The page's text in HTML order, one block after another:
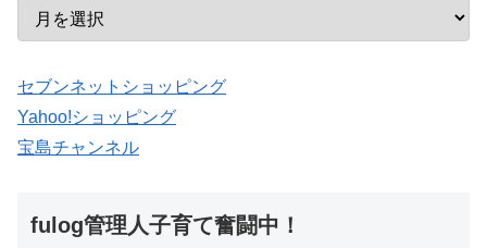
セブンネットショッピング
Yahoo!ショッピング
宝島チャンネル
fulog管理人子育て奮闘中！